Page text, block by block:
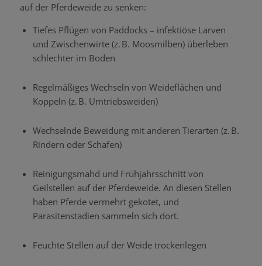
auf der Pferdeweide zu senken:
Tiefes Pflügen von Paddocks – infektiöse Larven
und Zwischenwirte (z. B. Moosmilben) überleben
schlechter im Boden
Regelmäßiges Wechseln von Weideflächen und
Koppeln (z. B. Umtriebsweiden)
Wechselnde Beweidung mit anderen Tierarten (z. B.
Rindern oder Schafen)
Reinigungsmahd und Frühjahrsschnitt von
Geilstellen auf der Pferdeweide. An diesen Stellen
haben Pferde vermehrt gekotet, und
Parasitenstadien sammeln sich dort.
Feuchte Stellen auf der Weide trockenlegen